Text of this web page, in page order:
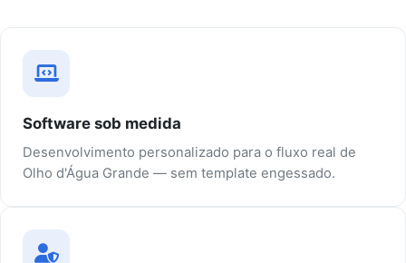
Software sob medida
Desenvolvimento personalizado para o fluxo real de
Olho d'Água Grande — sem template engessado.